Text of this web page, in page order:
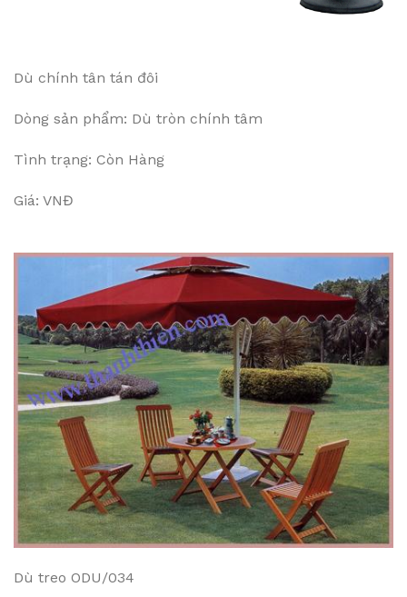
Dù chính tân tán đôi
Dòng sản phẩm: Dù tròn chính tâm
Tình trạng: Còn Hàng
Giá: VNĐ
Dù treo ODU/034